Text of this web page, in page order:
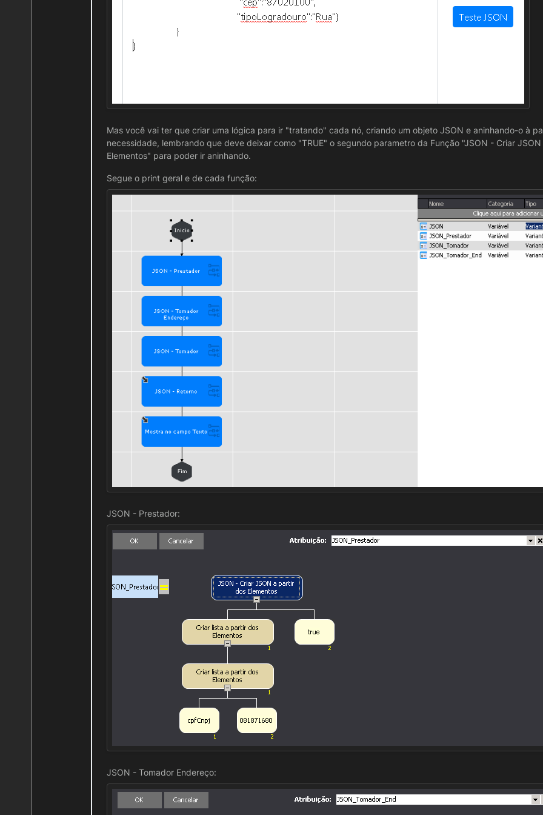
"tipoLogradouro": "Rua",
"logradouro": "Barao do rio branco",
"tipoBairro": "Centro",
}
Mas você vai ter que criar uma lógica para ir "tratando" cada nó, criando um objeto JSON e aninhando-o à
necessidade, lembrando que deve deixar como "TRUE" o segundo parametro da Função "JSON - Criar
Elementos" para poder ir aninhando.
Segue o print geral e de cada função:
JSON - Prestador:
JSON - Tomador Endereço: